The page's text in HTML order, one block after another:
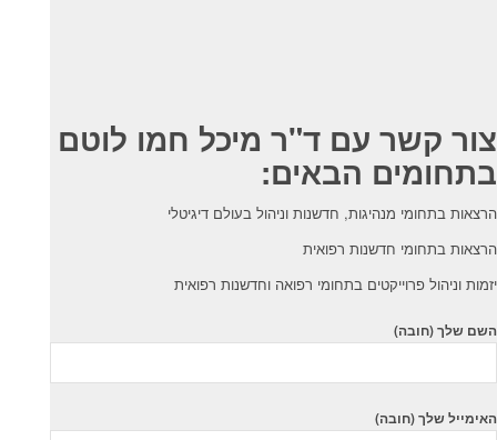
צור קשר עם ד"ר מיכל חמו לוטם
בתחומים הבאים:
הרצאות בתחומי מנהיגות, חדשנות וניהול בעולם דיגיטלי
הרצאות בתחומי חדשנות רפואית
יזמות וניהול פרוייקטים בתחומי רפואה וחדשנות רפואית
השם שלך (חובה)
האימייל שלך (חובה)